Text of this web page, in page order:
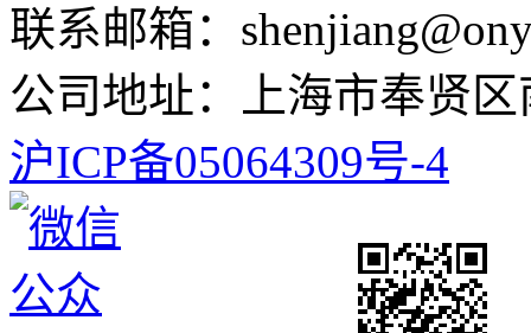
联系邮箱：
公司地址：上海市奉贤
沪ICP备05064309号-4